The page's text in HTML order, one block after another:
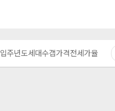
입주년도세대수갭가격전세가율